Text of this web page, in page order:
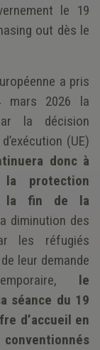
le 19
out dès le
a pris
mars 2026 la
la décision
(UE)
donc à
protection
la fin de la
diminution des
les réfugiés
leur demande
le
séance du 19
d’accueil en